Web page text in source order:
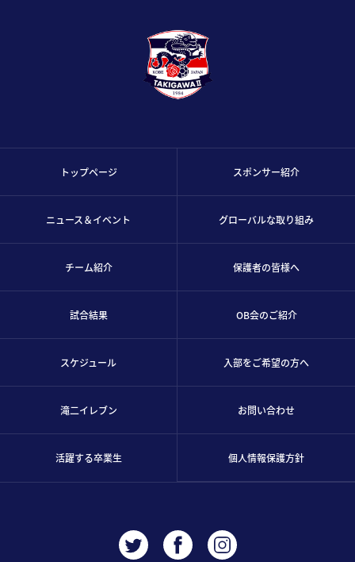
トップページ
ニュース＆イベント
チーム紹介
試合結果
スケジュール
滝二イレブン
活躍する卒業生
スポンサー紹介
グローバルな取り組み
保護者の皆様へ
OB会のご紹介
入部をご希望の方へ
お問い合わせ
個人情報保護方針